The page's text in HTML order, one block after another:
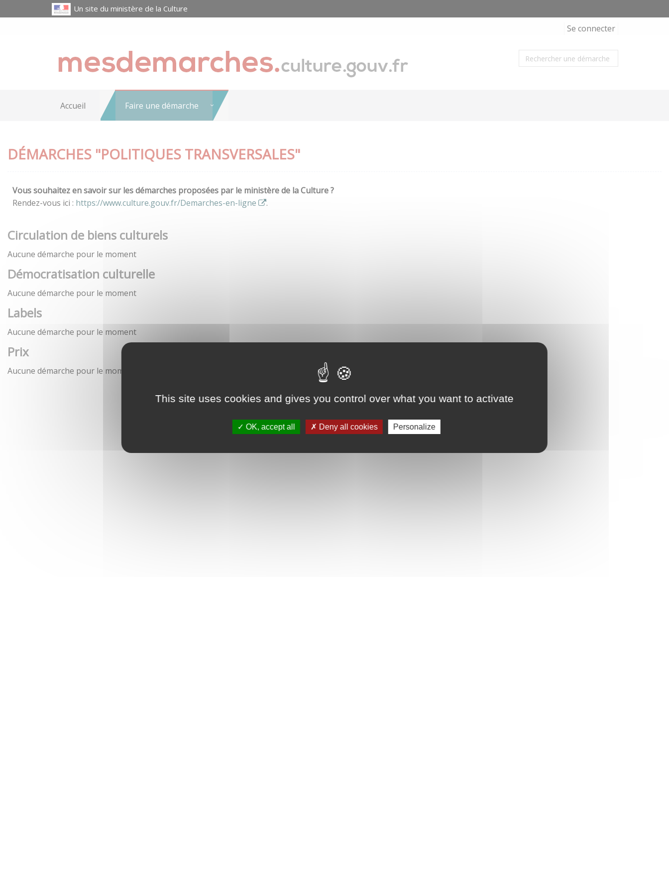
This site uses cookies and gives you control over what you want to activate
OK, accept all Deny all cookies Personalize
Un site du ministère de la Culture
Se connecter
Accueil Faire une démarche
DÉMARCHES "POLITIQUES TRANSVERSALES"
Vous souhaitez en savoir sur les démarches proposées par le ministère de la Culture ?
Rendez-vous ici : https://www.culture.gouv.fr/Demarches-en-ligne .
Circulation de biens culturels
Aucune démarche pour le moment
Démocratisation culturelle
Aucune démarche pour le moment
Labels
Aucune démarche pour le moment
Prix
Aucune démarche pour le moment